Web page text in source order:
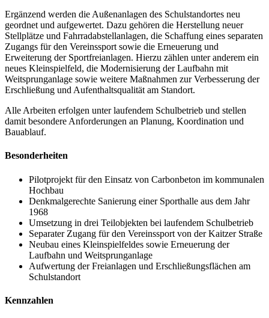
Ergänzend werden die Außenanlagen des Schulstandortes neu
geordnet und aufgewertet. Dazu gehören die Herstellung neuer
Stellplätze und Fahrradabstellanlagen, die Schaffung eines separaten
Zugangs für den Vereinssport sowie die Erneuerung und
Erweiterung der Sportfreianlagen. Hierzu zählen unter anderem ein
neues Kleinspielfeld, die Modernisierung der Laufbahn mit
Weitsprunganlage sowie weitere Maßnahmen zur Verbesserung der
Erschließung und Aufenthaltsqualität am Standort.
Alle Arbeiten erfolgen unter laufendem Schulbetrieb und stellen
damit besondere Anforderungen an Planung, Koordination und
Bauablauf.
Besonderheiten
Pilotprojekt für den Einsatz von Carbonbeton im kommunalen
Hochbau
Denkmalgerechte Sanierung einer Sporthalle aus dem Jahr
1968
Umsetzung in drei Teilobjekten bei laufendem Schulbetrieb
Separater Zugang für den Vereinssport von der Kaitzer Straße
Neubau eines Kleinspielfeldes sowie Erneuerung der
Laufbahn und Weitsprunganlage
Aufwertung der Freianlagen und Erschließungsflächen am
Schulstandort
Kennzahlen